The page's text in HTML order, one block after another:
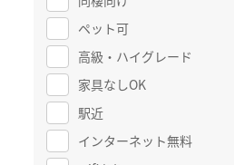
ペット可
高級・ハイグレード
家具なしOK
駅近
インターネット無料